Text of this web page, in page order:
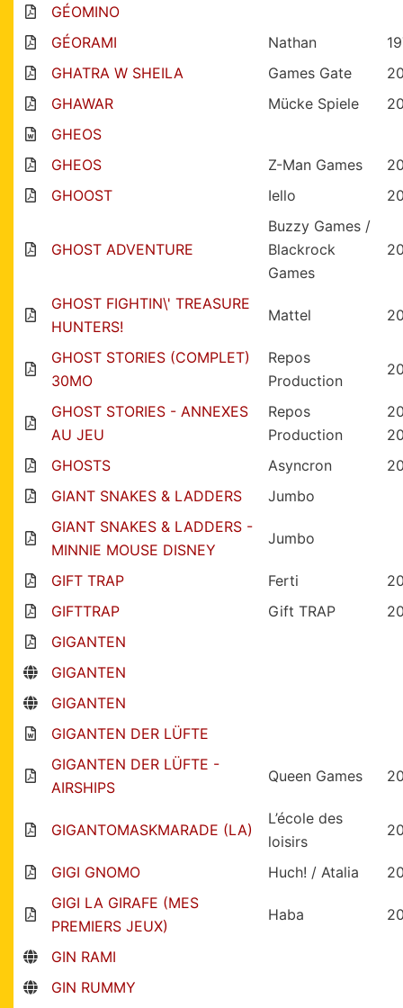
GÉOMINO
GÉORAMI
Nathan
GHATRA W SHEILA
Games Gate
GHAWAR
Mücke Spiele
GHEOS
GHEOS
Z-Man Games
GHOOST
Iello
GHOST ADVENTURE
Buzzy Games /
Blackrock
Games
GHOST FIGHTIN\' TREASURE
HUNTERS!
Mattel
GHOST STORIES (COMPLET)
30MO
Repos
Production
GHOST STORIES - ANNEXES
AU JEU
Repos
Production
GHOSTS
Asyncron
GIANT SNAKES & LADDERS
Jumbo
GIANT SNAKES & LADDERS -
MINNIE MOUSE DISNEY
Jumbo
GIFT TRAP Ferti
GIFTTRAP
Gift TRAP
GIGANTEN
GIGANTEN
GIGANTEN
GIGANTEN DER LÜFTE
GIGANTEN DER LÜFTE -
AIRSHIPS
Queen Games
GIGANTOMASKMARADE (LA)
L’école des
loisirs
GIGI GNOMO Huch! / Atalia
GIGI LA GIRAFE (MES
PREMIERS JEUX)
Haba
GIN RAMI
GIN RUMMY